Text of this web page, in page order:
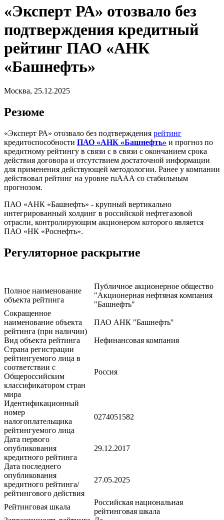
«Эксперт РА» отозвало без
подтверждения кредитный
рейтинг ПАО «АНК
«Башнефть»
Москва, 25.12.2025
Резюме
«Эксперт РА» отозвало без подтверждения рейтинг
кредитоспособности ПАО «АНК «Башнефть» и прогноз по
кредитному рейтингу в связи с в связи с окончанием срока
действия договора и отсутствием достаточной информации
для применения действующей методологии. Ранее у компании
действовал рейтинг на уровне ruААА со стабильным
прогнозом.
ПАО «АНК «Башнефть» - крупный вертикально
интегрированный холдинг в российской нефтегазовой
отрасли, контролирующим акционером которого является
ПАО «НК «Роснефть».
Регуляторное раскрытие
Полное наименование
объекта рейтинга
Публичное акционерное общество
"Акционерная нефтяная компания
"Башнефть"
Сокращенное
наименование объекта
рейтинга (при наличии)
ПАО АНК "Башнефть"
Вид объекта рейтинга
Нефинансовая компания
Страна регистрации
рейтингуемого лица в
соответствии с
Общероссийским
классификатором стран
мира
Россия
Идентификационный
номер
налогоплательщика
рейтингуемого лица
0274051582
Дата первого
опубликования
кредитного рейтинга
29.12.2017
Дата последнего
опубликования
кредитного рейтинга/
рейтингового действия
27.05.2025
Рейтинговая шкала
Российская национальная
рейтинговая шкала